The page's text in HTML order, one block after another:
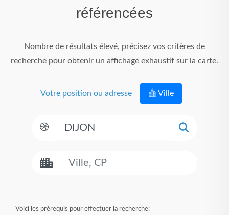
référencées
Nombre de résultats élevé, précisez vos critères de
recherche pour obtenir un affichage exhaustif sur la carte.
Votre position ou adresse Ville
Voici les prérequis pour effectuer la recherche: